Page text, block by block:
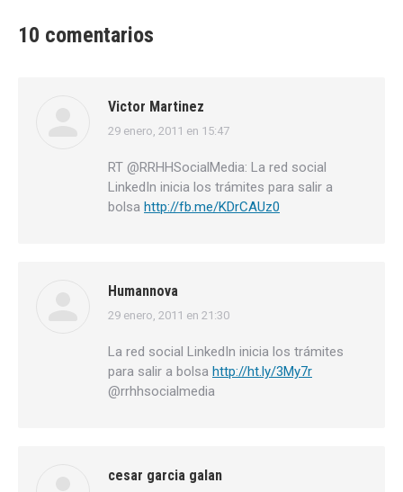
10 comentarios
Victor Martinez
dice:
29 enero, 2011 en 15:47
RT @RRHHSocialMedia: La red social
LinkedIn inicia los trámites para salir a
bolsa http://fb.me/KDrCAUz0
Humannova
dice:
29 enero, 2011 en 21:30
La red social LinkedIn inicia los trámites
para salir a bolsa http://ht.ly/3My7r
@rrhhsocialmedia
cesar garcia galan